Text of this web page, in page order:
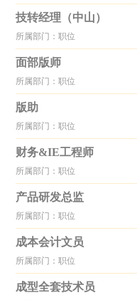
技转经理（中山）
所属部门：职位
面部版师
所属部门：职位
版助
所属部门：职位
财务&IE工程师
所属部门：职位
产品研发总监
所属部门：职位
成本会计文员
所属部门：职位
成型全套技术员